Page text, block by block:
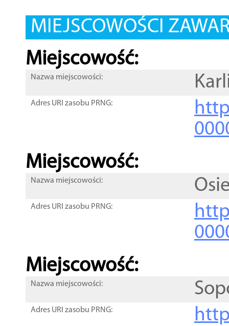
MIEJSCOWOŚCI
Miejscowość:
Nazwa miejscowości:
Adres URI zasobu PRNG:
Miejscowość:
Nazwa miejscowości:
Adres URI zasobu PRNG:
Miejscowość:
Nazwa miejscowości:
Adres URI zasobu PRNG: